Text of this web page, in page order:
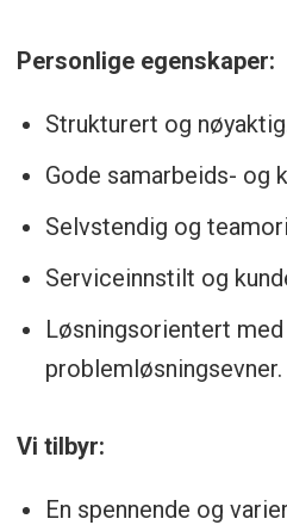
Personlige egenskaper:
Strukturert og
Gode samarbeids- og
Selvstendig og
Serviceinnstilt og
Løsningsorientert
problemløsningsevner.
Vi tilbyr:
En spennende og